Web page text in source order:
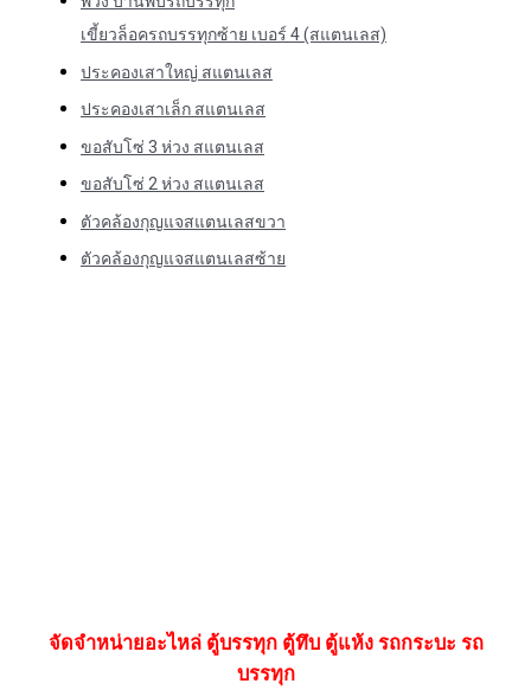
เขี้ยวล็อครถบรรทุกซ้าย เบอร์ 4 (สแตนเลส)
ประคองเสาใหญ่ สแตนเลส
ประคองเสาเล็ก สแตนเลส
ขอสับโซ่ 3 ห่วง สแตนเลส
ขอสับโซ่ 2 ห่วง สแตนเลส
ตัวคล้องกุญแจสแตนเลสขวา
ตัวคล้องกุญแจสแตนเลสซ้าย
จัดจำหน่ายอะไหล่ ตู้บรรทุก ตู้ทึบ ตู้แห้ง รถกระบะ รถ
บรรทุก